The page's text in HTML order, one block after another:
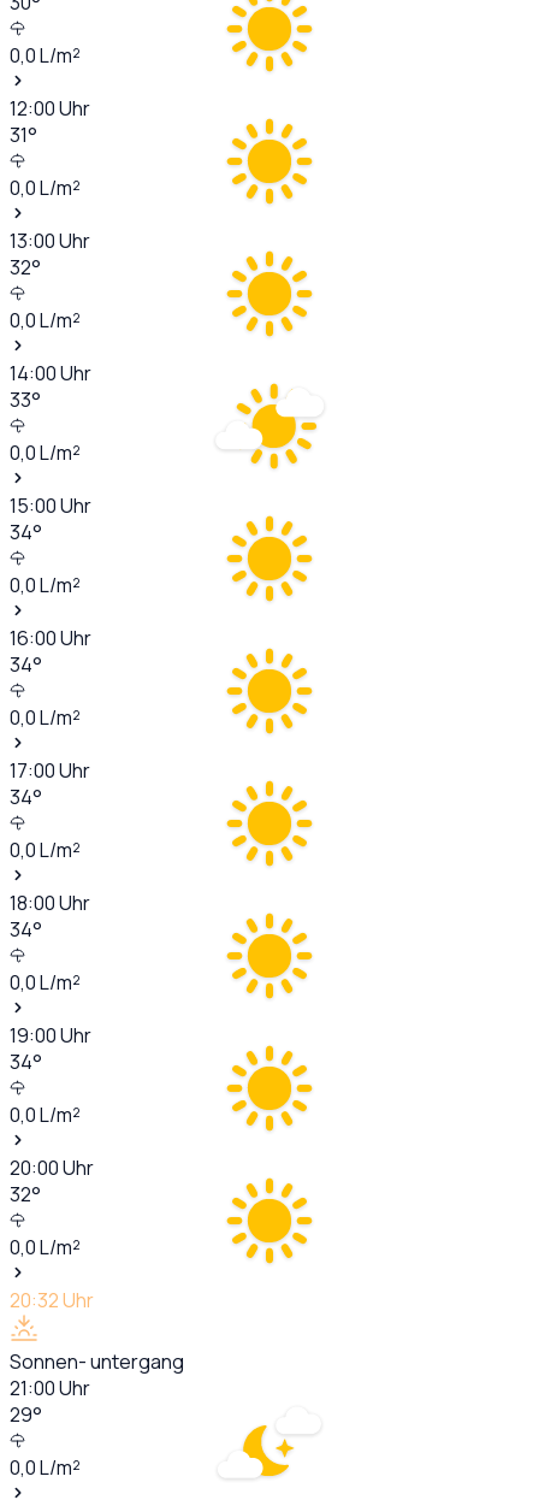
0,0L/m²
12:00Uhr
31°
0,0L/m²
13:00Uhr
32°
0,0L/m²
14:00Uhr
33°
0,0L/m²
15:00Uhr
34°
0,0L/m²
16:00Uhr
34°
0,0L/m²
17:00Uhr
34°
0,0L/m²
18:00Uhr
34°
0,0L/m²
19:00Uhr
34°
0,0L/m²
20:00Uhr
32°
0,0L/m²
20:32Uhr
Sonnen- untergang
21:00Uhr
29°
0,0L/m²